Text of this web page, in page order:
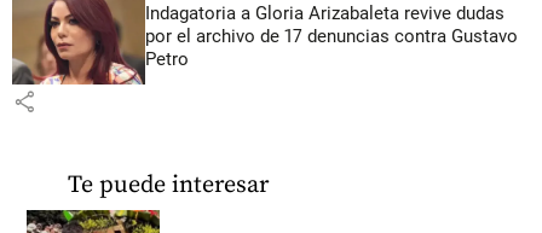
Indagatoria a Gloria Arizabaleta revive dudas
por el archivo de 17 denuncias contra Gustavo
Petro
share
Te puede interesar